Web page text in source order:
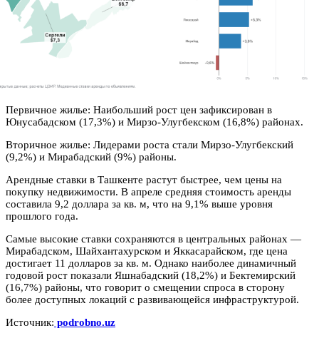
Первичное жилье: Наибольший рост цен зафиксирован в
Юнусабадском (17,3%) и Мирзо-Улугбекском (16,8%) районах.
Вторичное жилье: Лидерами роста стали Мирзо-Улугбекский
(9,2%) и Мирабадский (9%) районы.
Арендные ставки в Ташкенте растут быстрее, чем цены на
покупку недвижимости. В апреле средняя стоимость аренды
составила 9,2 доллара за кв. м, что на 9,1% выше уровня
прошлого года.
Самые высокие ставки сохраняются в центральных районах —
Мирабадском, Шайхантахурском и Яккасарайском, где цена
достигает 11 долларов за кв. м. Однако наиболее динамичный
годовой рост показали Яшнабадский (18,2%) и Бектемирский
(16,7%) районы, что говорит о смещении спроса в сторону
более доступных локаций с развивающейся инфраструктурой.
Источник: podrobno.uz